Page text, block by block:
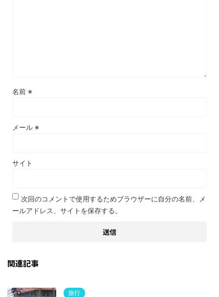
名前 ※
メール ※
サイト
次回のコメントで使用するためブラウザーに自分の名前、メ
ールアドレス、サイトを保存する。
関連記事
旅行